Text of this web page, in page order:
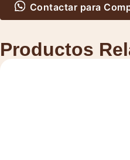
Contactar para
Productos